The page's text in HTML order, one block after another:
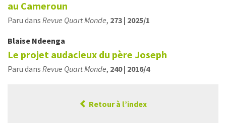
au Cameroun
Paru dans Revue Quart Monde, 273 | 2025/1
Blaise Ndeenga
Le projet audacieux du père Joseph
Paru dans Revue Quart Monde, 240 | 2016/4
Retour à l’index